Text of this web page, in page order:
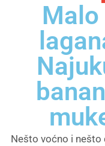
Nešto voćno i nešto